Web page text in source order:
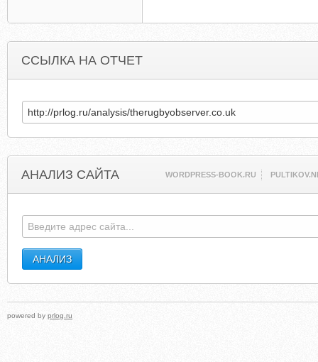
ССЫЛКА НА ОТЧЕТ
АНАЛИЗ САЙТА WORDPRESS-BOOK.RU
powered by prlog.ru